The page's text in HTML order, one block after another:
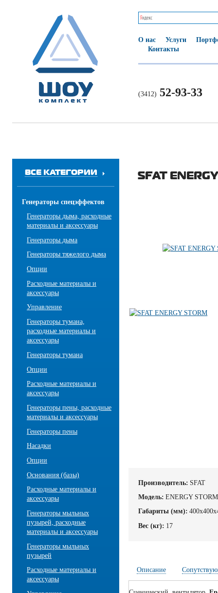
О нас Услуги
Контакты
(3412) 52-93-33
ВСЕ КАТЕГОРИИ
Генераторы спецэффектов
Генераторы дыма, расходные
материалы и аксессуары
Генераторы дыма
Генераторы тяжелого дыма
Опции
Расходные материалы и
аксессуары
Управление
Генераторы тумана,
расходные материалы и
аксессуары
Генераторы тумана
Опции
Расходные материалы и
аксессуары
Генераторы пены, расходные
материалы и аксессуары
Генераторы пены
Насадки
Опции
Основания (базы)
Расходные материалы и
аксессуары
Генераторы мыльных
пузырей, расходные
материалы и аксессуары
Генераторы мыльных
пузырей
Расходные материалы и
аксессуары
SFAT
Производитель: SFAT
Модель: ENERGY STORM
Габариты (мм):
Вес (кг): 17
Описание